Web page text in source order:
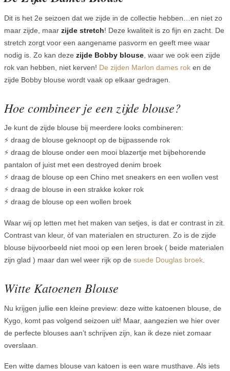
Dit is het 2e seizoen dat we zijde in de collectie hebben…en niet zo
maar zijde, maar zijde stretch! Deze kwaliteit is zo fijn en zacht. De
stretch zorgt voor een aangename pasvorm en geeft mee waar
nodig is. Zo kan deze zijde Bobby blouse , waar we ook een zijde
rok van hebben, niet kerven! De zijden Marlon dames rok en de
zijde Bobby blouse wordt vaak op elkaar gedragen.
Hoe combineer je een zijde blouse?
Je kunt de zijde blouse bij meerdere looks combineren:
⚡ draag de blouse geknoopt op de bijpassende rok
⚡ draag de blouse onder een mooi blazertje met bijbehorende
pantalon of juist met een destroyed denim broek
⚡ draag de blouse op een Chino met sneakers en een wollen vest
⚡ draag de blouse in een strakke koker rok
⚡ draag de blouse op een wollen broek
Waar wij op letten met het maken van setjes, is dat er contrast in zit.
Contrast van kleur, òf van materialen en structuren. Zo is de zijde
blouse bijvoorbeeld niet mooi op een leren broek ( beide materialen
zijn glad ) maar dan wel weer rijk op de suede Douglas broek
Witte Katoenen Blouse
Nu krijgen jullie een kleine preview: deze witte katoenen blouse, de
Kygo, komt pas volgend seizoen uit! Maar, aangezien we hier over
de perfecte blouses aan’t schrijven zijn, kan ik deze niet zomaar
overslaan.
Een witte dames blouse van katoen is een ware musthave. Als iets